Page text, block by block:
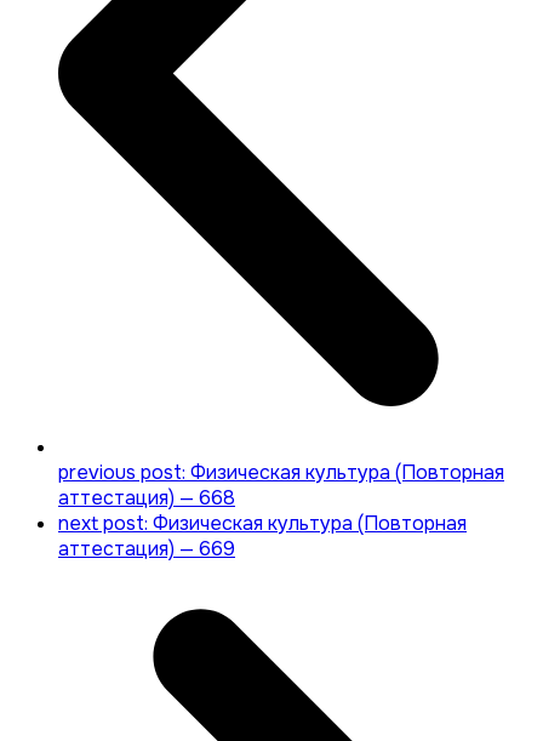
previous post: Физическая культура (Повторная
аттестация) — 668
next post: Физическая культура (Повторная
аттестация) — 669